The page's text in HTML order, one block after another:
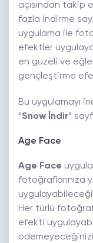
açısından takip
fazla indirme
uygulama ile
efektler
en güzeli ve
gençleştirme
Bu uygulamayı
“Snow İndir”
Age Face
Age Face
fotoğraflarınıza
Her türlü
efekti